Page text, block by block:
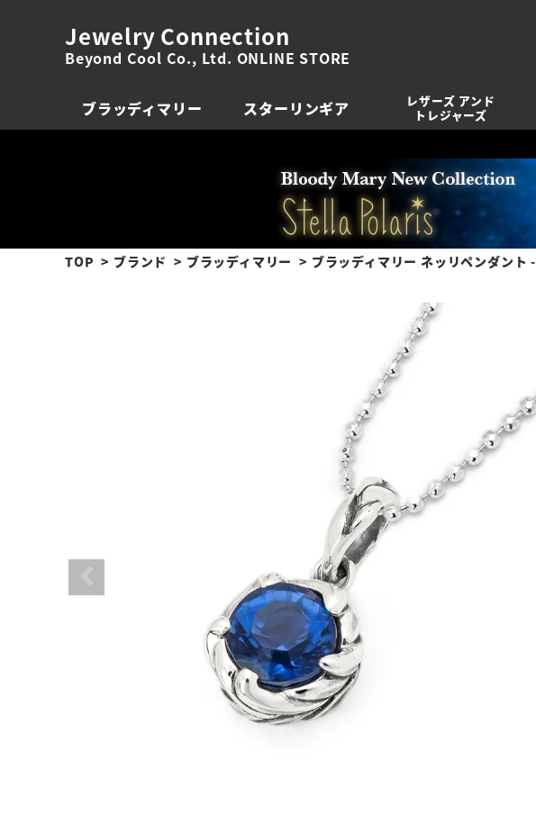
Jewelry Connection
Beyond Cool Co., Ltd. ONLINE STORE
ブラッディマリー スターリンギア
レザーズ アンド
トレジャーズ
TOP ブランド ブラッディマリー ブラッディマリー ネッリペンダン